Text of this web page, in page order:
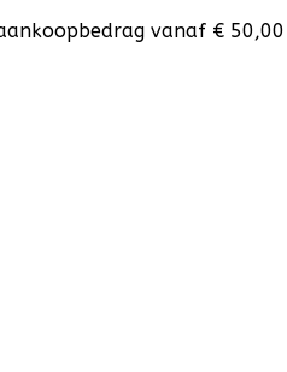
vanaf € 50,00